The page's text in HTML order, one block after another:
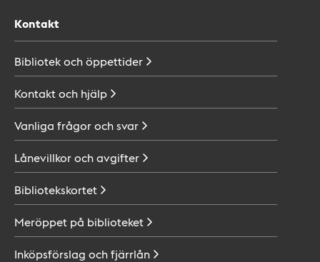
Kontakt
Bibliotek ochöppettider
Kontakt och hjälp
Vanliga frågor ochsvar
Lånevillkor ochavgifter
Bibliotekskortet
Meröppet på biblioteket
Inköpsförslag ochfjärrlån